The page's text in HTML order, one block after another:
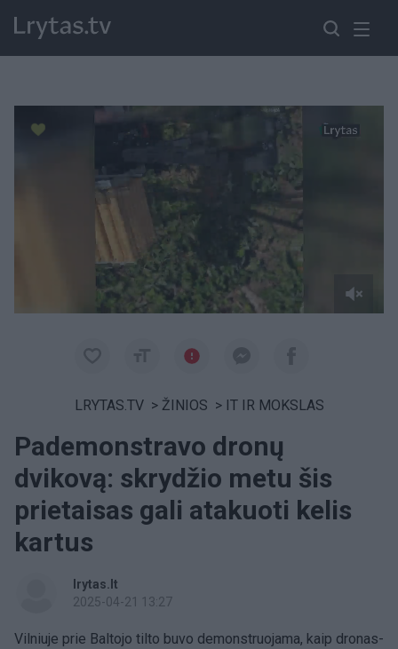
Paremkite Ukrainą
LRYTAS.TV > ŽINIOS > IT IR MOKSLAS
Pademonstravo dronų
dvikovą: skrydžio metu šis
prietaisas gali atakuoti kelis
kartus
lrytas.lt
2025-04-21 13:27
Vilniuje prie Baltojo tilto buvo demonstruojama, kaip dronas-